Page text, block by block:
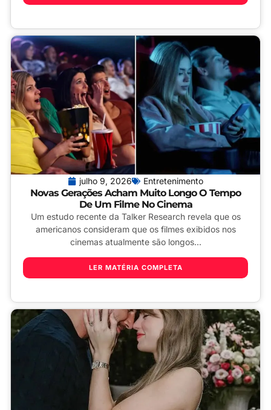
julho 9, 2026 Entretenimento
Novas Gerações Acham Muito Longo O Tempo
De Um Filme No Cinema
Um estudo recente da Talker Research revela que os
americanos consideram que os filmes exibidos nos
cinemas atualmente são longos...
LER MATÉRIA COMPLETA